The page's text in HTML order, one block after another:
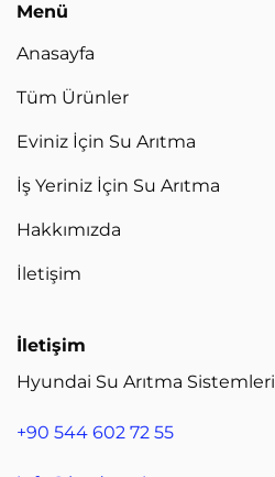
Menü
Anasayfa
Tüm Ürünler
Eviniz İçin Su Arıtma
İş Yeriniz İçin Su Arıtma
Hakkımızda
İletişim
İletişim
Hyundai Su Arıtma Sistemleri
+90 544 602 72 55